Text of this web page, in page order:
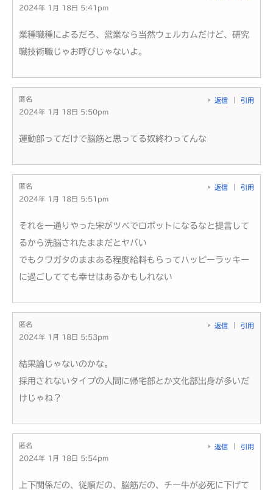
2024年 1月 18日 5:41pm
業種職種によるだろ、営業なら当然ウェルカムだけど、研究
職技術職じゃお呼びじゃないよ。
匿名
2024年 1月 18日 5:50pm
返信 引用
運動部ってだけで脳筋と思ってる奴終わってんな
匿名
2024年 1月 18日 5:51pm
返信 引用
それを一通りやった宋がツベでロボットになるなと提言して
るから洗脳されたままだとヤバい
でもクワガタのままある程度給料もらってハッピーラッキー
に過ごしてても幸せはあるかもしれない
匿名
2024年 1月 18日 5:53pm
返信 引用
結果論じゃないのかな。
採用されないタイプの人間に帰宅部とか文化部出身が多いだ
けじゃね？
匿名
2024年 1月 18日 5:54pm
返信 引用
上下関係だの、従順だの、脳筋だの、チー牛が必死に下げて